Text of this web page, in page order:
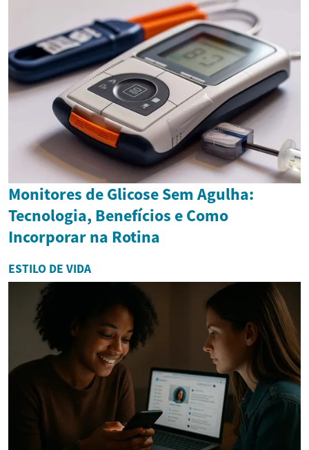
Monitores de Glicose Sem Agulha:
Tecnologia, Benefícios e Como
Incorporar na Rotina
ESTILO DE VIDA